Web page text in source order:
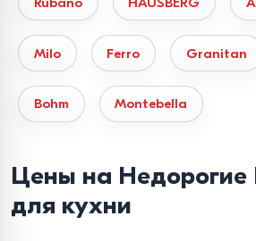
Геометрия и
чаши
Глубина и форма чаши определяют
удобство мытья габаритной посуды:
тумб или вспомогательных зон.
Глубина 185–200 мм.
Milo Ferro Granitan
Bohm Montebella
Цены на Недорогие
для кухни